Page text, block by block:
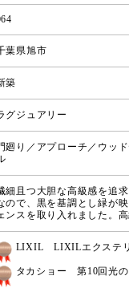
葉県旭市
築
グジュアリー
廻り／アプローチ／ウッ
細且つ大胆な高級感を追
ので、黒を基調とし緑が
ンスを取り入れました。
LIXIL LIXILエクステ
タカショー 第10回光